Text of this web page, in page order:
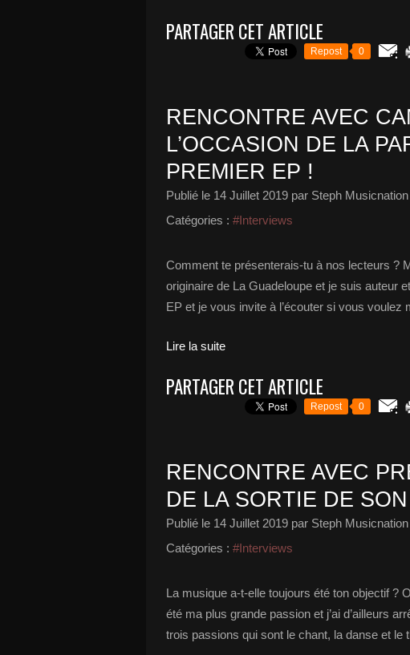
PARTAGER CET ARTICLE
Repost 0
RENCONTRE AVEC
L’OCCASION DE LA
PREMIER EP !
Publié le 14 Juillet 2019 par Steph Musicnation
Catégories : #Interviews
Comment te présenterais-tu à nos lecteurs ?
originaire de La Guadeloupe et je suis auteur
EP et je vous invite à l’écouter si vous voulez
Lire la suite
PARTAGER CET ARTICLE
Repost 0
RENCONTRE AVEC
DE LA SORTIE DE
Publié le 14 Juillet 2019 par Steph Musicnation
Catégories : #Interviews
La musique a-t-elle toujours été ton objectif ?
été ma plus grande passion et j’ai d’ailleurs
trois passions qui sont le chant, la danse et le